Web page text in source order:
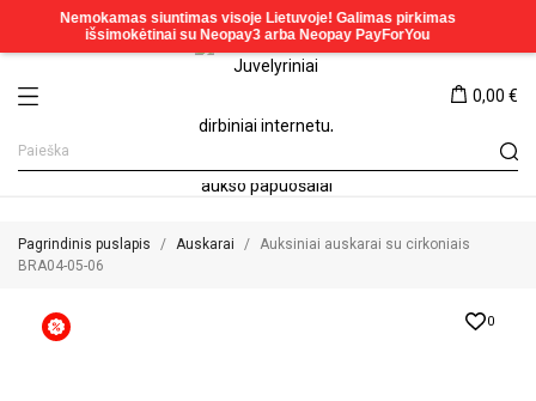
0,00 €
Pagrindinis puslapis Auskarai
Auksiniai auskarai su cirkoniais
BRA04-05-06
0